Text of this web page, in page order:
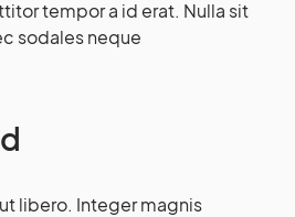
tempor a id erat. Nulla sit
sodales neque
libero. Integer magnis